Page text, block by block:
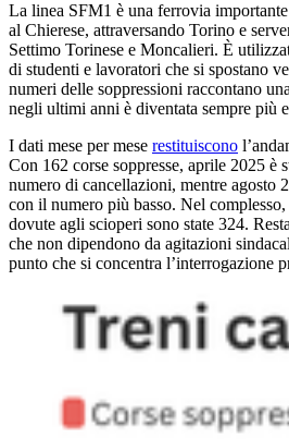
La linea SFM1 è una ferrovia
al Chierese, attraversando Torino e
Settimo Torinese e Moncalieri. È
di studenti e lavoratori che si spostano
numeri delle soppressioni raccontano
negli ultimi anni è diventata sempre più
I dati mese per mese restituiscono
Con 162 corse soppresse, aprile 2025 è
numero di cancellazioni, mentre agosto
con il numero più basso. Nel
dovute agli scioperi sono state 324.
che non dipendono da agitazioni
punto che si concentra l’interrogazione